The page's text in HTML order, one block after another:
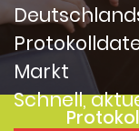
Markt
Schnell,